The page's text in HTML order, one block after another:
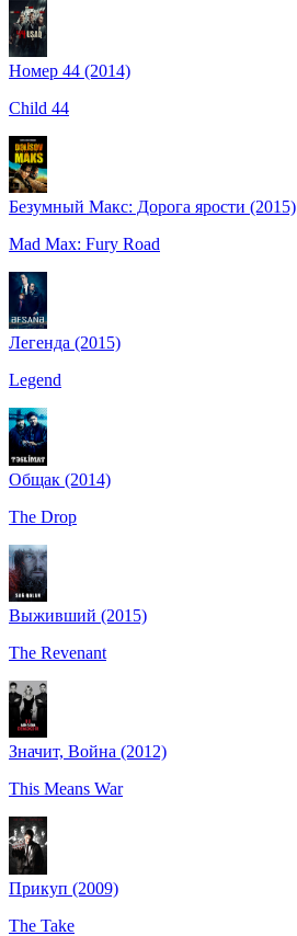
Номер 44 (2014)
Child 44
Безумный Макс: Дорога ярости (2015)
Mad Max: Fury Road
Легенда (2015)
Legend
Общак (2014)
The Drop
Выживший (2015)
The Revenant
Значит, Война (2012)
This Means War
Прикуп (2009)
The Take